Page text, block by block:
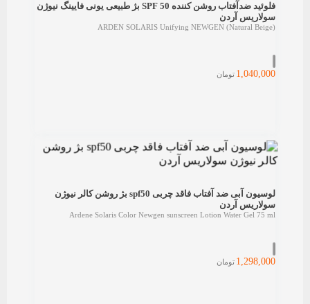
فلوئید ضدآفتاب روشن کننده SPF 50 بژ طبیعی یونی فایینگ نیوژن
سولاریس آردن
ARDEN SOLARIS Unifying NEWGEN (Natural Beige)
1,040,000 تومان
لوسیون آبی ضد آفتاب فاقد چربی spf50 بژ روشن کالر نیوژن
سولاریس آردن
Ardene Solaris Color Newgen sunscreen Lotion Water Gel 75 ml
1,298,000 تومان